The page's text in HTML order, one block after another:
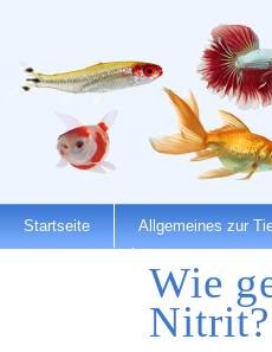
Startseite Allgemeines zur
Wie
Nitrit?